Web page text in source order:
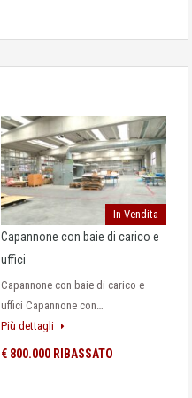
In Vendita
Capannone con baie di carico e
uffici
Capannone con baie di carico e
uffici Capannone con…
Più dettagli
€ 800.000 RIBASSATO